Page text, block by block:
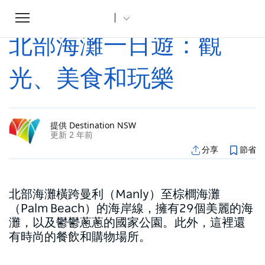
Toggle
navigation
家
北部海灘一日遊：觀
光、美食和玩樂
提供 Destination NSW
更新 2 年前
分享 節省
北部海灘橫跨曼利（Manly）至棕櫚海灘
（Palm Beach）的海岸線，擁有29個美麗的海
灘，以及鬱鬱蔥蔥的國家公園。此外，這裡還
有時尚的餐飲和購物場所。